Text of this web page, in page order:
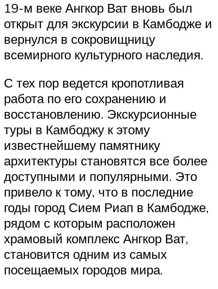
19-м веке Ангкор Ват вновь был
открыт для экскурсии в Камбодже и
вернулся в сокровищницу
всемирного культурного наследия.
С тех пор ведется кропотливая
работа по его сохранению и
восстановлению. Экскурсионные
туры в Камбоджу к этому
известнейшему памятнику
архитектуры становятся все более
доступными и популярными. Это
привело к тому, что в последние
годы город Сием Риап в Камбодже,
рядом с которым расположен
храмовый комплекс Ангкор Ват,
становится одним из самых
посещаемых городов мира.